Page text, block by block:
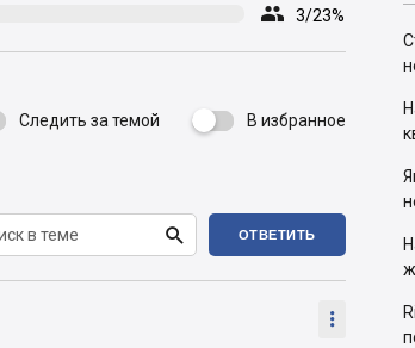
 3/23%
Следить за темой  В избранное
 ОТВЕТИТЬ
